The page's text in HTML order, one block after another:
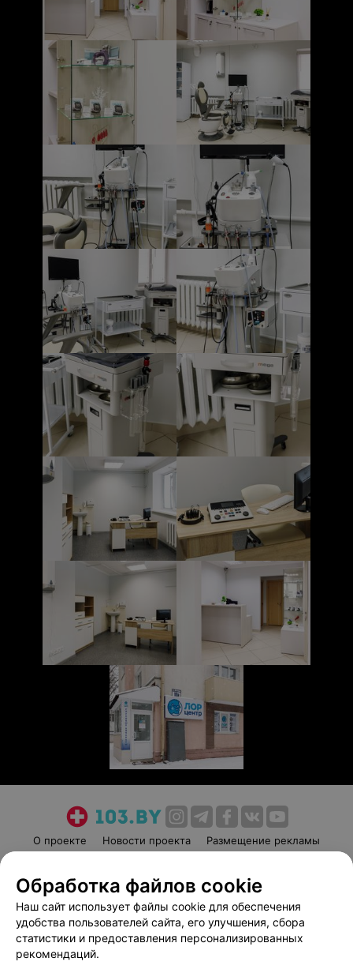
О проекте Новости проекта
Размещение рекламы
Пользовательское соглашение
Способы оплаты
Вакансии
Партнеры
Написать руководителю 103.by
Обработка файлов cookie
Наш сайт использует файлы cookie для обеспечения
удобства пользователей сайта, его улучшения, сбора
статистики и предоставления персонализированных
рекомендаций.